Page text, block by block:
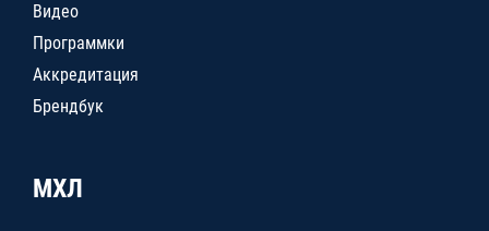
Видео
Программки
Аккредитация
Брендбук
МХЛ